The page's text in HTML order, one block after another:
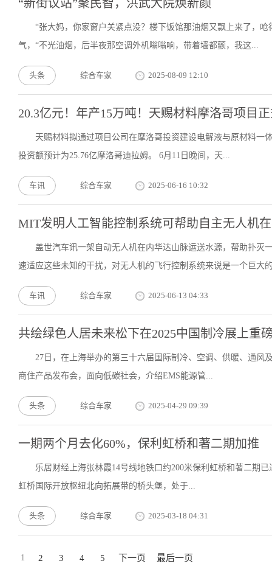
“新街议站”聚民智，洪武大院焕新颜
“张大妈，你家窗户关紧点没？楼下饭馆那油烟又飘上来了，
气，“不光油烟，后半夜那空调外机嗡嗡响，带着墙都颤，我这...
头条 综合车家 2025-08-09 12:10
20.3亿元！年产15万吨！天赐材料摩洛哥项目
天赐材料拟通过项目公司在摩洛哥投资建设电解液与原材料一
投资额预计为25.76亿摩洛哥迪拉姆。 6月11日晚间，天...
车讯 综合车家 2025-06-16 10:32
MIT发明人工智能控制系统可帮助自主无人机
盖世汽车讯一架自动无人机在内华达山脉运送水源，帮助扑灭
速适应这些未知的干扰，对无人机的飞行控制系统来说是一个巨大
车讯 综合车家 2025-06-13 04:33
共绘绿色人居未来松下在2025中国制冷展上重
27日，在上海举办的第三十六届国际制冷、空调、供暖、通风
商住产品发布会，面向低碳社会，介绍EMS能源管...
头条 综合车家 2025-04-29 09:39
一期两个月去化60%，保利虹桥和著二期加推
乐居财经上海张林霞14号线地铁口约200米保利虹桥和著二期
虹桥国际开放枢纽北向拓展带的桥头堡，处于...
头条 综合车家 2025-03-18 04:31
1 2 3 4 5 下一页 最后一页